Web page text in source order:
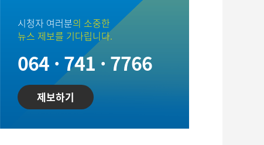
시청자 여러분의 소중한
뉴스 제보를 기다립니다.
064 · 741 · 7766
제보하기